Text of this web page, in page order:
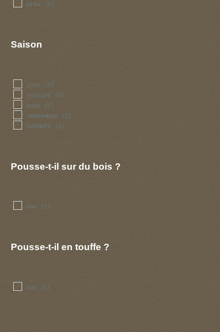
pres (1)
Saison
juin (1)
juillet (1)
aout (1)
septembre (1)
octobre (1)
Pousse-t-il sur du bois ?
non (1)
Pousse-t-il en touffe ?
non (1)